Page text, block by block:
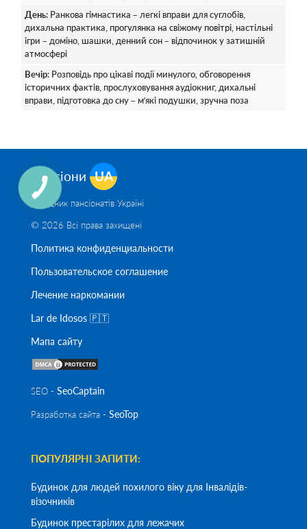
День: Ранкова гімнастика – легкі вправи для суглобів,
дихальна практика, прогулянка на свіжому повітрі, настільні
ігри – доміно, шашки, денний сон – відпочинок у затишній
атмосфері
Вечір: Розповідь про цікаві події минулого, обговорення
історичних фактів, прослуховування аудіокниг, дихальні
вправи, підготовка до сну – м’які подушки, зручна поза
Пансіони UA
Довідник пансіонатів Україні
© 2026 Всі права захищені
Политика конфиденциальности
Пользовательское соглашение
Лечение наркомании
Lar de Idosos 🇵🇹
Мапа сайту
SEO - SeoСaptain
Разработка сайта - SeoTop
ПОПУЛЯРНІ ЗАПИТИ:
Будинок для людей похилого віку для Інвалідів-
візочників
Будинок престарілих для лежачих